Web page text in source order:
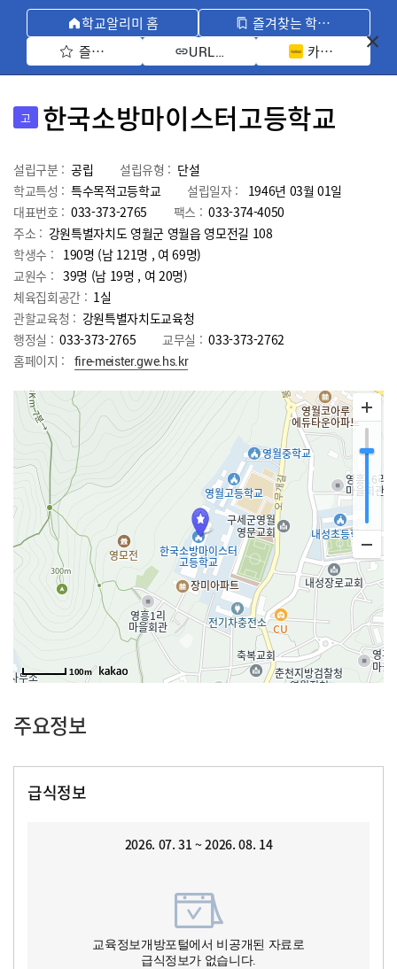
학교알리미 홈
즐겨찾는 학교 모아보기
즐겨찾기 선택
URL 복사 카카오톡 공유
고 한국소방마이스터고등학교
설립구분 : 공립 설립유형 : 단설
학교특성 : 특수목적고등학교 설립일자 :
1946년 03월 01일
대표번호 : 033-373-2765 팩스 : 033-374-4050
주소 : 강원특별자치도 영월군 영월읍 영모전길 108
학생수 : 190명 (남 121명 , 여 69명)
교원수 : 39명 (남 19명 , 여 20명)
체육집회공간 : 1실
관할교육청 : 강원특별자치도교육청
행정실 : 033-373-2765 교무실 : 033-373-2762
홈페이지 :
fire-meister.gwe.hs.kr
100m
주요정보
급식정보
2026. 07. 31 ~ 2026. 08. 14
교육정보개방포털에서 비공개된 자료로
급식정보가 없습니다.